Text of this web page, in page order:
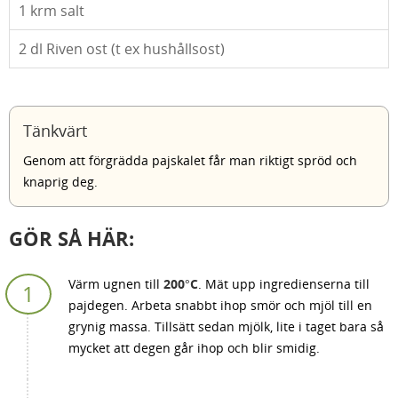
1 krm salt
2 dl Riven ost (t ex hushållsost)
Tänkvärt
Genom att förgrädda pajskalet får man riktigt spröd och
knaprig deg.
GÖR SÅ HÄR:
Värm ugnen till 200°C. Mät upp ingredienserna till
pajdegen. Arbeta snabbt ihop smör och mjöl till en
grynig massa. Tillsätt sedan mjölk, lite i taget bara så
mycket att degen går ihop och blir smidig.